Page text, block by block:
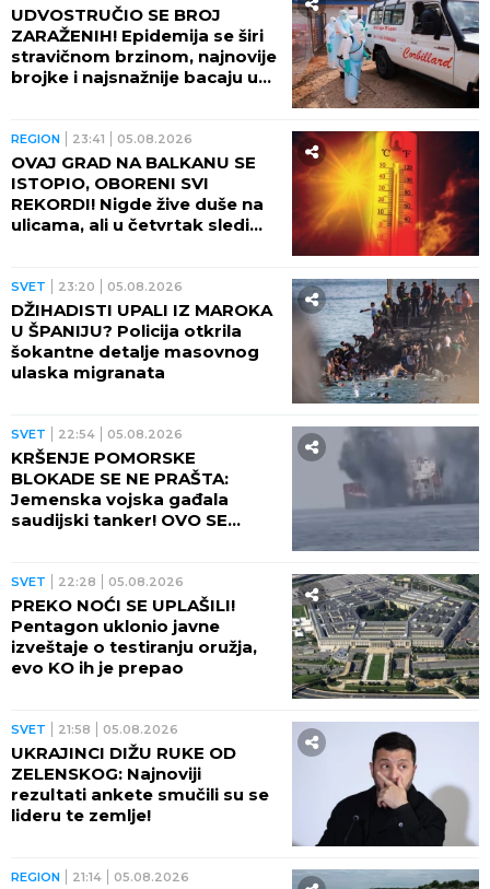
UDVOSTRUČIO SE BROJ
ZARAŽENIH! Epidemija se širi
stravičnom brzinom, najnovije
brojke i najsnažnije bacaju u
REGION 23:41 05.08.2026
OVAJ GRAD NA BALKANU SE
ISTOPIO, OBORENI SVI
REKORDI! Nigde žive duše na
ulicama, ali u četvrtak sledi
SVET 23:20 05.08.2026
DŽIHADISTI UPALI IZ MAROKA
U ŠPANIJU? Policija otkrila
šokantne detalje masovnog
ulaska migranata
SVET 22:54 05.08.2026
KRŠENJE POMORSKE
BLOKADE SE NE PRAŠTA:
Jemenska vojska gađala
saudijski tanker! OVO SE
SVET 22:28 05.08.2026
PREKO NOĆI SE UPLAŠILI!
Pentagon uklonio javne
izveštaje o testiranju oružja,
evo KO ih je prepao
SVET 21:58 05.08.2026
UKRAJINCI DIŽU RUKE OD
ZELENSKOG: Najnoviji
rezultati ankete smučili su se
lideru te zemlje!
REGION 21:14 05.08.2026